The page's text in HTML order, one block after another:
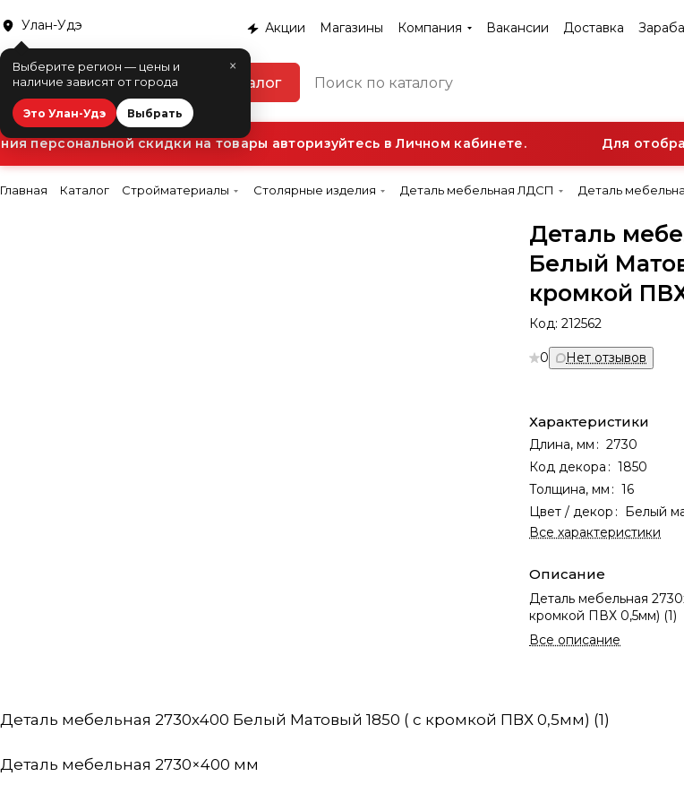
Улан-Удэ
×
Выберите регион — цены и
наличие зависят от города
Это Улан-Удэ Выбрать
Акции Магазины Компания Вакансии Доставка
Каталог
персональной скидки на товары авторизуйтесь в Личном кабинете. Для
Главная Каталог Стройматериалы Столярные изделия Деталь мебельная ЛДСП Деталь
Деталь
Белый
кромкой
Код:212562
0 Нет отзывов
Характеристики
Длина, мм : 2730
Код декора : 1850
Толщина, мм : 16
Цвет / декор : Белый
Все характеристики
Описание
Деталь мебельная
кромкой ПВХ 0,5мм) (1)
Все описание
Деталь мебельная 2730х400 Белый Матовый 1850 ( с кромкой ПВХ 0,5мм) (1)
Деталь мебельная 2730×400 мм